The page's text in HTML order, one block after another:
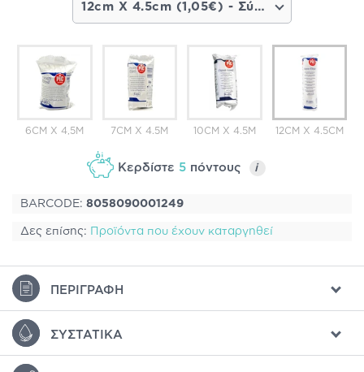
12cm X 4.5cm (1,05€) - Σύντομα διαθέσιμο
6CM X 4,5M 7CM X 4.5M 10CM X 4.5M 12CM X 4.5CM
Κερδίστε 5πόντους i
BARCODE: 8058090001249
Δες επίσης: Προϊόντα που έχουν καταργηθεί
ΠΕΡΙΓΡΑΦΉ
ΣΥΣΤΑΤΙΚΆ